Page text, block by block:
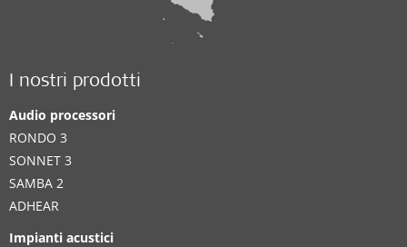
I nostri prodotti
Audio processori
RONDO 3
SONNET 3
SAMBA 2
ADHEAR
Impianti acustici